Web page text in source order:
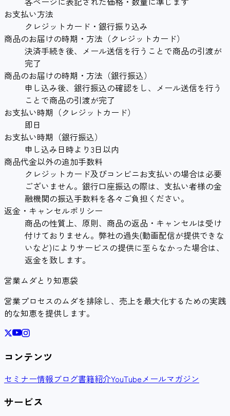
お支払い方法
クレジットカード・銀行振り込み
商品のお届けの時期・方法（クレジットカード）
決済手続き後、メール送信を行うことで商品の引渡が
完了
商品のお届けの時期・方法（銀行振込）
申し込み後、銀行振込の確認をし、メール送信を行う
ことで商品の引渡が完了
お支払い時期（クレジットカード）
即日
お支払い時期（銀行振込）
申し込み日時より3日以内
商品代金以外の追加手数料
クレジットカード及びコンビニお支払いの場合は必要
ございません。銀行口座振込の際は、支払い者様の金
融機関の振込手数料を各々ご負担ください。
返金・キャンセルポリシー
商品の性質上、原則、商品の返品・キャンセルは受け
付けておりません。弊社の過失(動画配信が提供できな
いなど)によりサービスの提供に至らなかった場合は、
返金を致します。
営業ムダとり知恵袋
営業プロセスのムダを排除し、売上を最大化するための実践
的な知恵を提供します。
コンテンツ
セミナー情報ブログ書籍紹介YouTubeメールマガジン
サービス